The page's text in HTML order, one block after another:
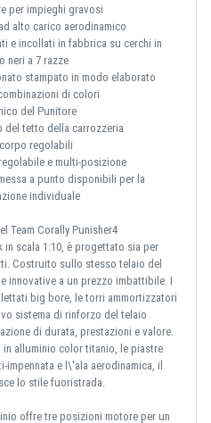
per impieghi gravosi
alto carico aerodinamico
e incollati in fabbrica su cerchi in
neri a 7 razze
stampato in modo elaborato
di colori
del Punitore
tetto della carrozzeria
regolabili
e multi-posizione
a punto disponibili per la
individuale
Team Corally Punisher4
in scala 1:10, è progettato sia per
Costruito sullo stesso telaio del
innovative a un prezzo imbattibile. I
big bore, le torri ammortizzatori
sistema di rinforzo del telaio
di durata, prestazioni e valore.
alluminio color titanio, le piastre
impennata e l\'ala aerodinamica, il
lo stile fuoristrada.
offre tre posizioni motore per un